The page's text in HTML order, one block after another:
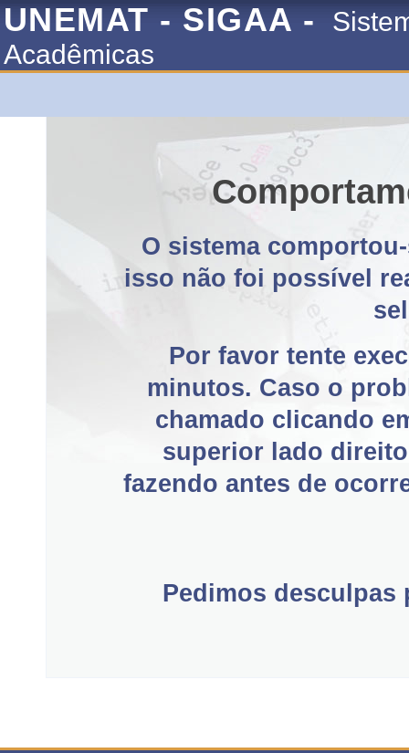
UNEMAT - SIGAA -
Acadêmicas
O sistema
isso não foi possível
Por favor tente
minutos. Caso o
chamado clicando
superior lado
fazendo antes de
Pedimos